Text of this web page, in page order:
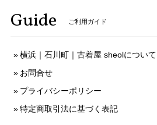
Guide ご利用ガイド
横浜｜石川町｜古着屋 sheolについて
お問合せ
プライバシーポリシー
特定商取引法に基づく表記